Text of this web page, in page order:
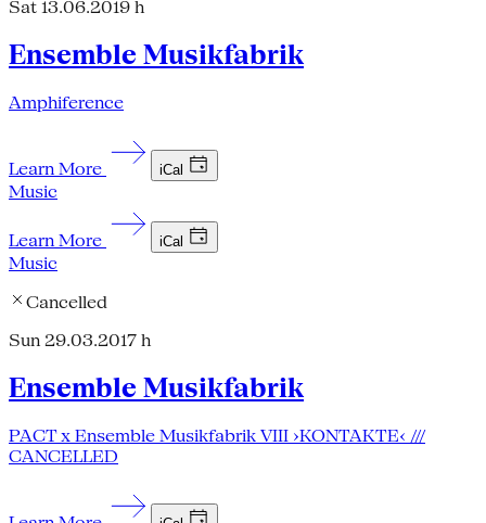
Sat 13.06.2019 h
Ensemble Musikfabrik
Amphiference
Learn More iCal
Music
Learn More iCal
Music
Cancelled
Sun 29.03.2017 h
Ensemble Musikfabrik
PACT x Ensemble Musikfabrik VIII ›KONTAKTE‹ ///
CANCELLED